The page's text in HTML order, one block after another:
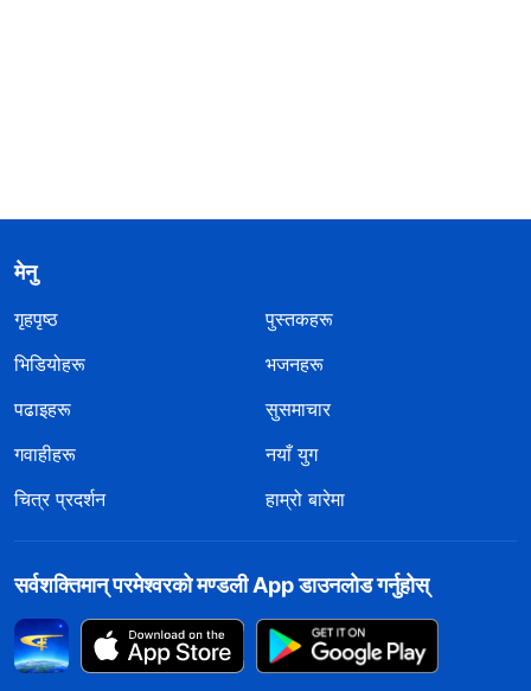
मेनु
गृहपृष्ठ
पुस्तकहरू
भिडियोहरू
भजनहरू
पढाइहरू
सुसमाचार
गवाहीहरू
नयाँ युग
चित्र प्रदर्शन
हाम्रो बारेमा
सर्वशक्तिमान्‌ परमेश्‍वरको मण्डली App डाउनलोड गर्नुहोस्